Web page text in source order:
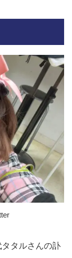
タルさんの訃